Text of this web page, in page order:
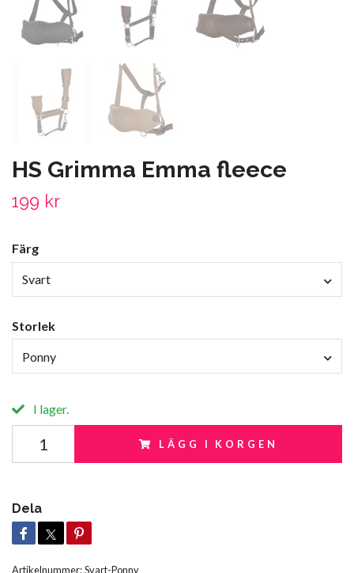
HS Grimma Emma fleece
199 kr
Färg
Svart
Storlek
Ponny
I lager.
LÄGG I KORGEN
Dela
Artikelnummer:Svart-Ponny